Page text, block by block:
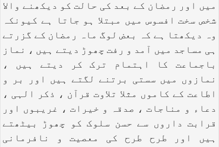
میں اور رمضان کے بعد کی حالت کو دیکھنے والا
شخص سخت افسوس میں مبتلا ہو جاتا ہے کیونکہ
وہ دیکھتا ہے کہ بعض لوگ ماہ رمضان کے گزرتے
ہی مساجد میں آمد و رفت چھوڑ دیتے ہیں ، نماز
باجماعت کا اہتمام ترک کر دیتے ہیں ،
نمازوں میں سستی برتنے لگتے ہیں اور بر و
اطاعت کے کاموں مثلا تلاوت قرآن ، ذکر الہی ،
دعاء و مناجات ، صدقہ و خیرات ، غریبوں اور
قرابت داروں سے حسن سلوک کو چھوڑ بیٹھتے
ہیں اور طرح طرح کی معصیت و نافرمانی